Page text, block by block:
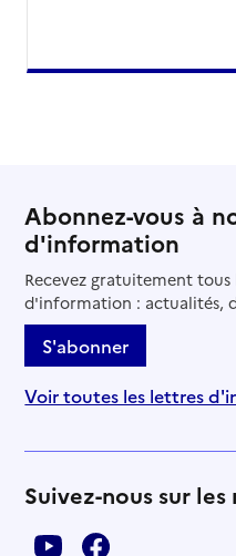
Abonnez-vous à
d'information
Recevez gratuitement
d'information : actualités,
S'abonner
Voir toutes les lettres
Suivez-nous sur